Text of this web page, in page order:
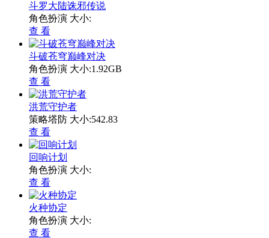
斗罗大陆诛邪传说
角色扮演 大小:
查 看
斗破苍穹巅峰对决
角色扮演 大小:1.92GB
查 看
洪荒守护者
策略塔防 大小:542.83
查 看
回响计划
角色扮演 大小:
查 看
火种协定
角色扮演 大小:
查 看